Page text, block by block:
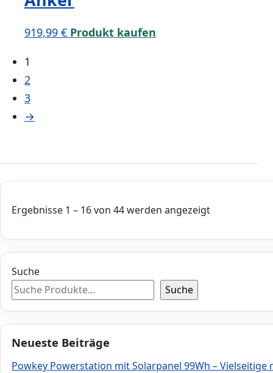
919,99 € Produkt kaufen
1
2
3
→
Ergebnisse 1 – 16 von 44 werden angezeigt
Suche
Suche
Neueste Beiträge
Powkey Powerstation mit Solarpanel 99Wh – Vielseitige